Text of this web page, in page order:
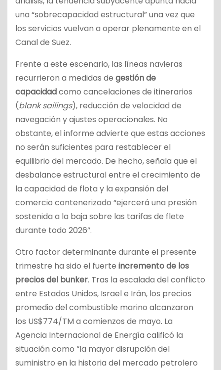
una “sobrecapacidad estructural” una vez que
los servicios vuelvan a operar plenamente en el
Canal de Suez.
Frente a este escenario, las líneas navieras
recurrieron a medidas de gestión de
capacidadcomo cancelaciones de itinerarios
(blank sailings), reducción de velocidad de
navegación y ajustes operacionales. No
obstante, el informe advierte que estas acciones
no serán suficientes para restablecer el
equilibrio del mercado. De hecho, señala que el
desbalance estructural entre el crecimiento de
la capacidad de flota y la expansión del
comercio contenerizado “ejercerá una presión
sostenida a la baja sobre las tarifas de flete
durante todo 2026”.
Otro factor determinante durante el presente
trimestre ha sido el fuerte incremento de los
precios del bunker. Tras la escalada del conflicto
entre Estados Unidos, Israel e Irán, los precios
promedio del combustible marino alcanzaron
los US$774/TM a comienzos de mayo. La
Agencia Internacional de Energía calificó la
situación como “la mayor disrupción del
suministro en la historia del mercado petrolero